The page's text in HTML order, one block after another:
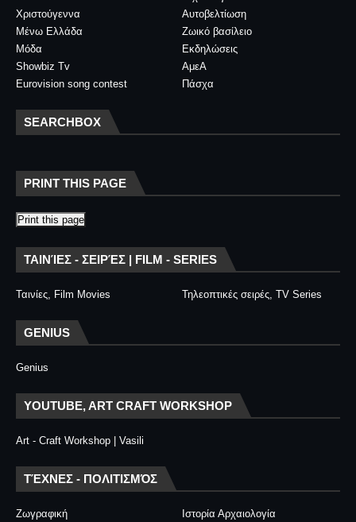
Χριστούγεννα
Αυτοβελτίωση
Μένω Ελλάδα
Ζωικό βασίλειο
Μόδα
Εκδηλώσεις
Showbiz Tv
ΑμεΑ
Eurovision song contest
Πάσχα
SEARCHBOX
PRINT THIS PAGE
Print this page
ΤΑΙΝΊΕΣ - ΣΕΙΡΈΣ | FILM - SERIES
Ταινίες, Film Movies Τηλεοπτικές σειρές, TV Series
GENIUS
Genius
YOUTUBE, ART CRAFT WORKSHOP
Art - Craft Workshop | Vasili
ΤΈΧΝΕΣ - ΠΟΛΙΤΙΣΜΌΣ
Ζωγραφική
Ιστορία Αρχαιολογία